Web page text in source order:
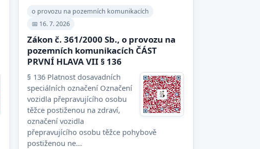
o provozu na pozemních komunikacích
📅 16. 7. 2026
Zákon č. 361/2000 Sb., o provozu na
pozemních komunikacích ČÁST
PRVNÍ HLAVA VII § 136
§ 136 Platnost dosavadních
speciálních označení Označení
vozidla přepravujícího osobu
těžce postiženou na zdraví,
označení vozidla
přepravujícího osobu těžce pohybově
postiženou ne...